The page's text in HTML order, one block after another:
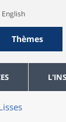
English
Thèmes